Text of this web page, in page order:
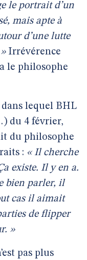
le portrait d’un
mais apte à
d’une lutte
Irrévérence
le philosophe
lequel BHL
du 4 février,
du philosophe
: « Il cherche
existe. Il y en a.
bien parler, il
cas il aimait
de flipper
»
pas plus